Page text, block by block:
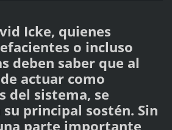
Icke, quienes
o incluso
deben saber que al
actuar como
del sistema, se
principal sostén. Sin